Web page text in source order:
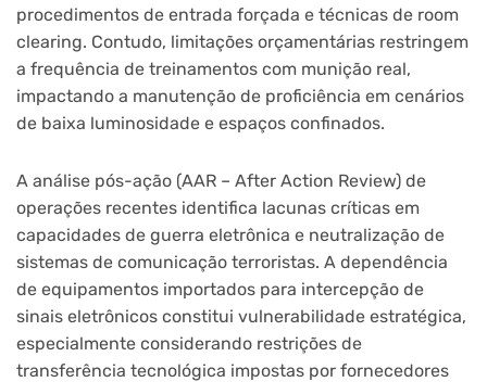
procedimentos de entrada forçada e técnicas de room
clearing. Contudo, limitações orçamentárias restringem
a frequência de treinamentos com munição real,
impactando a manutenção de proficiência em cenários
de baixa luminosidade e espaços confinados.
A análise pós-ação (AAR – After Action Review) de
operações recentes identifica lacunas críticas em
capacidades de guerra eletrônica e neutralização de
sistemas de comunicação terroristas. A dependência
de equipamentos importados para intercepção de
sinais eletrônicos constitui vulnerabilidade estratégica,
especialmente considerando restrições de
transferência tecnológica impostas por fornecedores